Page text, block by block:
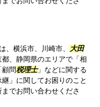
、横浜市、川崎市、
大田
、静岡県のエリアで「相
問税理士」などに関する
」に関してお困りのこと
でお問い合わせくださ